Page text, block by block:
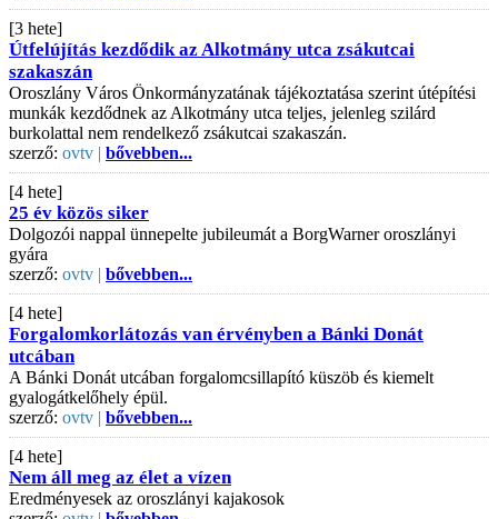
[3 hete]
Útfelújítás kezdődik az Alkotmány utca zsákutcai
szakaszán
Oroszlány Város Önkormányzatának tájékoztatása szerint útépítési
munkák kezdődnek az Alkotmány utca teljes, jelenleg szilárd
burkolattal nem rendelkező zsákutcai szakaszán.
szerző: ovtv | bővebben...
[4 hete]
25 év közös siker
Dolgozói nappal ünnepelte jubileumát a BorgWarner oroszlányi
gyára
szerző: ovtv | bővebben...
[4 hete]
Forgalomkorlátozás van érvényben a Bánki Donát
utcában
A Bánki Donát utcában forgalomcsillapító küszöb és kiemelt
gyalogátkelőhely épül.
szerző: ovtv | bővebben...
[4 hete]
Nem áll meg az élet a vízen
Eredményesek az oroszlányi kajakosok